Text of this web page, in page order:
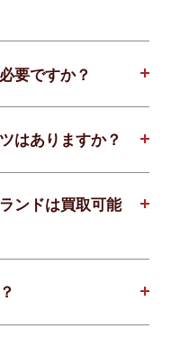
要ですか？
はありますか？
ンドは買取可能